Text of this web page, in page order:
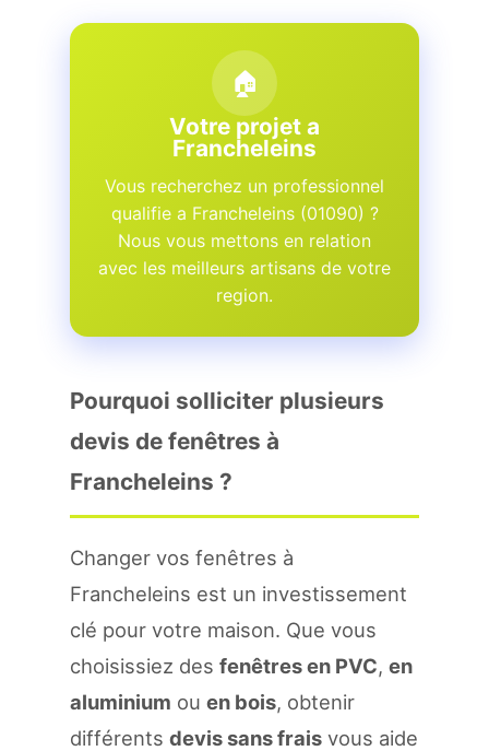
🏠
Votre projet a
Francheleins
Vous recherchez un professionnel
qualifie a Francheleins (01090) ?
Nous vous mettons en relation
avec les meilleurs artisans de votre
region.
Pourquoi solliciter plusieurs
devis de fenêtres à
Francheleins ?
Changer vos fenêtres à
Francheleins est un investissement
clé pour votre maison. Que vous
choisissiez des fenêtres en PVC, en
aluminium ou en bois, obtenir
différents devis sans frais vous aide